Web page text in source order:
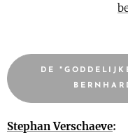
DE
Stephan Verschaeve: